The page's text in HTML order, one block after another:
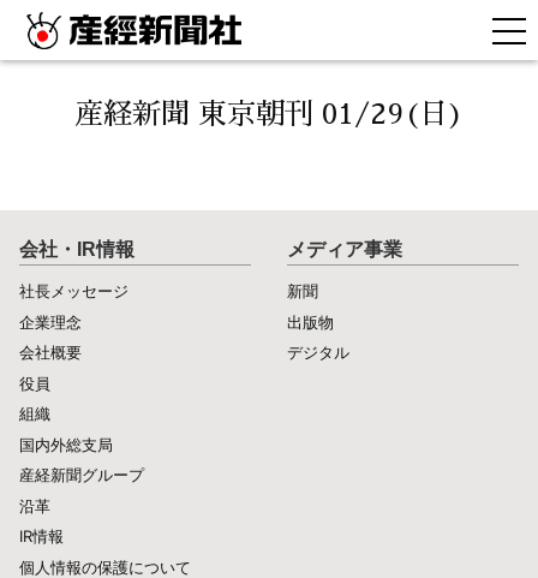
産経新聞 東京朝刊 01/29(日)
会社・IR情報
社長メッセージ
企業理念
会社概要
役員
組織
国内外総支局
産経新聞グループ
沿革
IR情報
個人情報の保護について
メディア事業
新聞
出版物
デジタル